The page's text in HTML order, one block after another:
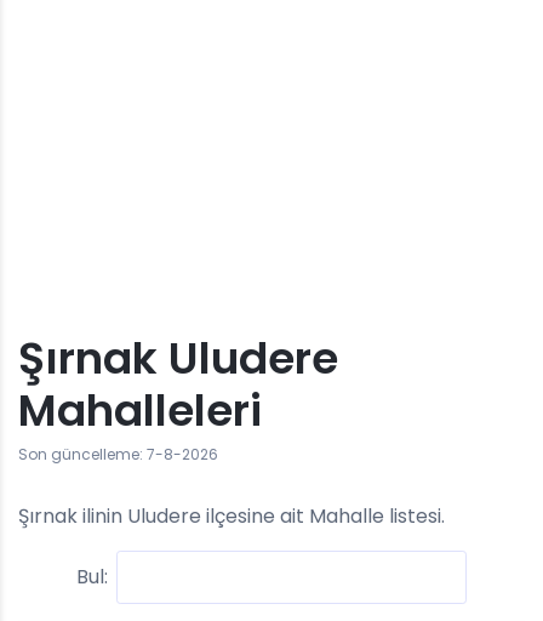
Şırnak Uludere
Mahalleleri
Son güncelleme: 7-8-2026
Şırnak ilinin Uludere ilçesine ait Mahalle listesi.
Bul: